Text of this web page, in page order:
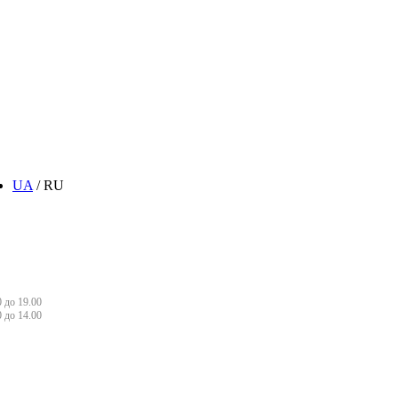
UA / RU
до 19.00
до 14.00